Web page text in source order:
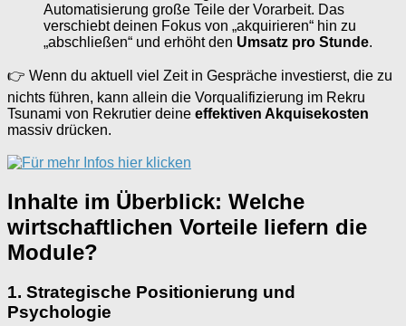
Automatisierung große Teile der Vorarbeit. Das
verschiebt deinen Fokus von „akquirieren“ hin zu
„abschließen“ und erhöht den Umsatz pro Stunde.
👉 Wenn du aktuell viel Zeit in Gespräche investierst, die zu
nichts führen, kann allein die Vorqualifizierung im Rekru
Tsunami von Rekrutier deine effektiven Akquisekosten
massiv drücken.
Inhalte im Überblick: Welche
wirtschaftlichen Vorteile liefern die
Module?
1. Strategische Positionierung und
Psychologie